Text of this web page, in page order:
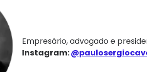
Empresário, advogado e
Instagram: